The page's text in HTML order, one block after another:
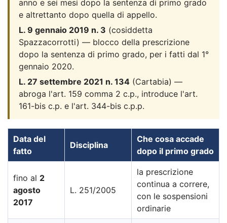
anno e sei mesi dopo la sentenza di primo grado
e altrettanto dopo quella di appello.
L. 9 gennaio 2019 n. 3 (cosiddetta
Spazzacorrotti) — blocco della prescrizione
dopo la sentenza di primo grado, per i fatti dal 1°
gennaio 2020.
L. 27 settembre 2021 n. 134 (Cartabia) —
abroga l'art. 159 comma 2 c.p., introduce l'art.
161-bis c.p. e l'art. 344-bis c.p.p.
Data del
fatto
Disciplina
Che cosa accade
dopo il primo grado
fino al 2
agosto
2017
L. 251/2005
la prescrizione
continua a correre,
con le sospensioni
ordinarie